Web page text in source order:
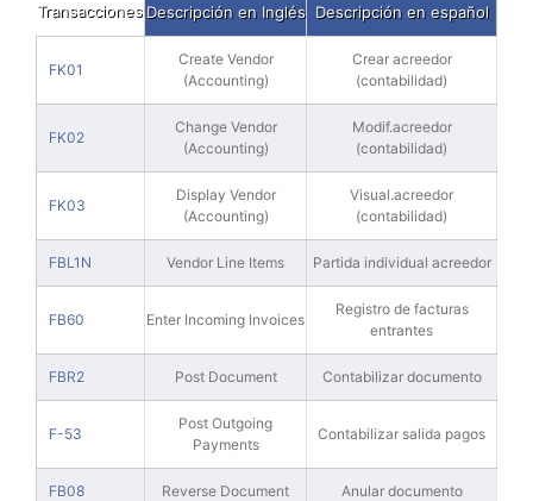
Transacciones Descripción en Inglés Descripción en español
FK01
Create Vendor
(Accounting)
Crear acreedor
(contabilidad)
FK02
Change Vendor
(Accounting)
Modif.acreedor
(contabilidad)
FK03
Display Vendor
(Accounting)
Visual.acreedor
(contabilidad)
FBL1N Vendor Line Items Partida individual acreedor
FB60 Enter Incoming Invoices
Registro de facturas
entrantes
FBR2 Post Document Contabilizar documento
F-53
Post Outgoing
Payments
Contabilizar salida pagos
FB08 Reverse Document Anular documento